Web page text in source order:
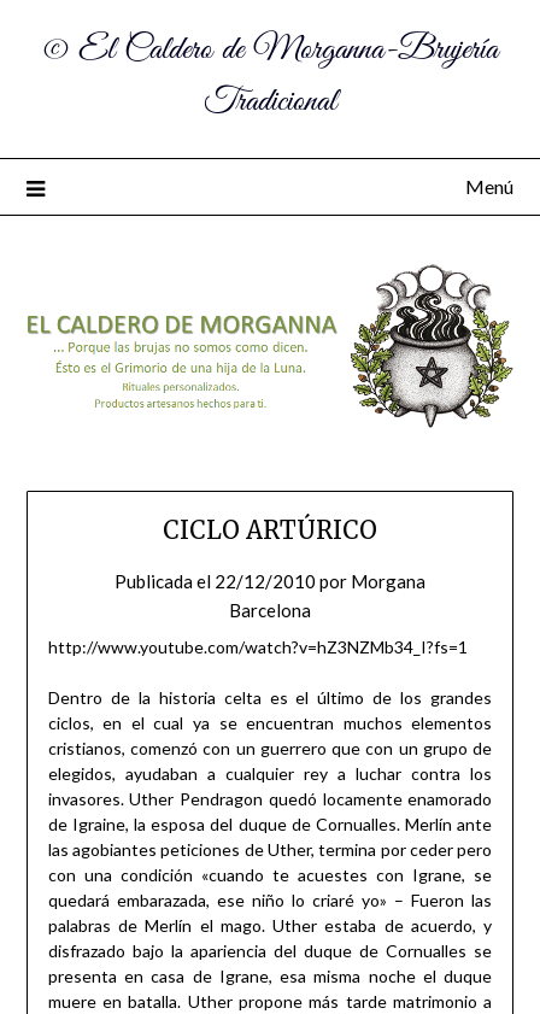
© El Caldero de Morganna-Brujería
Tradicional
Menú
CICLO ARTÚRICO
Publicada el 22/12/2010 por Morgana
Barcelona
http://www.youtube.com/watch?v=hZ3NZMb34_I?fs=1
Dentro de la historia celta es el último de los grandes
ciclos, en el cual ya se encuentran muchos elementos
cristianos, comenzó con un guerrero que con un grupo de
elegidos, ayudaban a cualquier rey a luchar contra los
invasores. Uther Pendragon quedó locamente enamorado
de Igraine, la esposa del duque de Cornualles. Merlín ante
las agobiantes peticiones de Uther, termina por ceder pero
con una condición «cuando te acuestes con Igrane, se
quedará embarazada, ese niño lo criaré yo» – Fueron las
palabras de Merlín el mago. Uther estaba de acuerdo, y
disfrazado bajo la apariencia del duque de Cornualles se
presenta en casa de Igrane, esa misma noche el duque
muere en batalla. Uther propone más tarde matrimonio a